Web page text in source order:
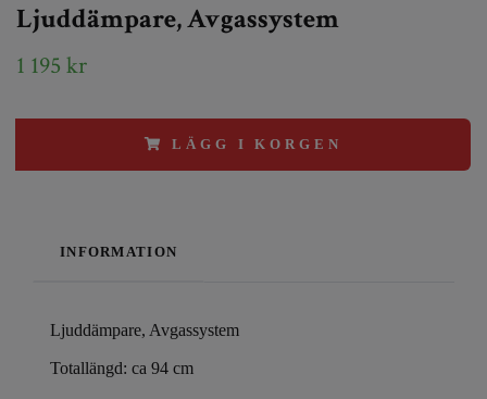
Ljuddämpare, Avgassystem
1 195 kr
LÄGG I KORGEN
INFORMATION
Ljuddämpare, Avgassystem
Totallängd: ca 94 cm